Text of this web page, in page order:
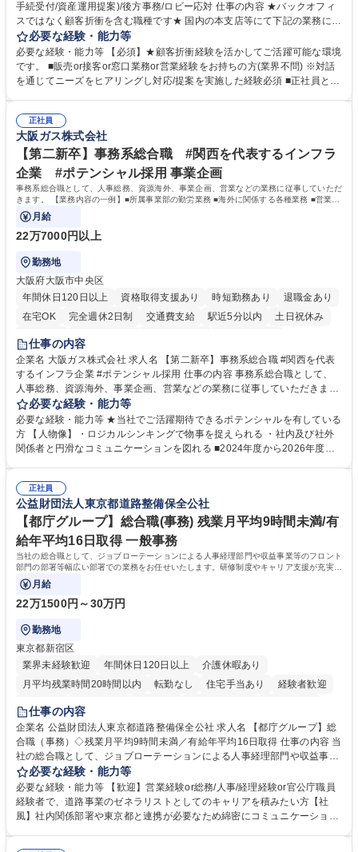
手続受付/資産運用提案)/後方事務/ロビー応対 仕事の内容 ★バックオフィ
スではなく顧客折衝を含む職種です★ 国内の本支店等にて下記の業務に従
事していただきます。 ■窓口/後方/ロビーにて事務手続等の受付・オペレ
ーション、お客様対応 ■窓口にて、ご来店された個人のお客様に対して金
融商品のご提案 ■効率的な事務運用の検討・構築等 ≪業務紹介：ご応募前
に必ずご覧ください≫ ※記事 https://www.mysite.bk.mufg.jp/career/circle/
必要な経験・能力等
必要な経験・能力等 【必須】★顧客折衝経験を活かしてご活躍可能な環境
です。 ■販売or接客or窓口業務or営業経験をお持ちの方(業界不問) ※対話
を通じてニーズをヒアリングし対応/提案を実施した経験必須 ■正社員とし
るので安心して入行いただけます。 幅広いキャリアの選択肢があり、公募
や社内副業等を活用し、 一人ひとりが挑戦できるカルチャーが浸透してい
ます。 学歴・資格 学歴：大学院 大学 高専 短大 専修学校 高校 語学力：
資格：
正社員
大阪ガス株式会社
【第二新卒】事務系総合職 #関西を代表するインフラ
企業 #ポテンシャル採用 事業企画
事務系総合職として、人事総務、資源海外、事業企画、営業などの業務に従事していただ
きます。 【業務内容の一例】■所属事業部の勤労業務 ■海外に関係する各種業務 ■営業部
門の企画スタッフ、ルート営業
月給
22万7000円以上
勤務地
大阪府大阪市中央区
年間休日120日以上
資格取得支援あり 時短勤務あり
退職金あり
在宅OK
完全週休2日制 交通費支給 駅近5分以内
土日祝休み
服装自由
第二新卒歓迎
仕事の内容
企業名 大阪ガス株式会社 求人名 【第二新卒】事務系総合職 #関西を代表
するインフラ企業 #ポテンシャル採用 仕事の内容 事務系総合職として、
人事総務、資源海外、事業企画、営業などの業務に従事していただきま
す。 【業務内容の一例】■所属事業部の勤労業務 ■海外に関係する各種業
務 ■営業部門の企画スタッフ、ルート営業 【キャリアパス】入社後の配属
ポジションで一定期間ご活躍頂いた後、本人の適性及び将来のキャリアを
鑑みてジョブローテーションを行います。 【育成】OJTでの現場育成や研
表するインフラ企業 #ポテンシャル採用
必要な経験・能力等
必要な経験・能力等 ★当社でご活躍期待できるポテンシャルを有している
方 【人物像】・ロジカルシンキングで物事を捉えられる ・社内及び社外
関係者と円滑なコミュニケーションを図れる ■2024年度から2026年度ま
72.html ■エネルギーセキュリティの不安定化や気候変動による自然災害の
甚大化など、これまで以上に社会課題解決の重要性が高まっています。
「未来の日常」の創造に向けて持続可能な社会の実現に貢献してまいりま
す。 学歴・資格 学歴：大学院 大学 語学力： 資格：
正社員
公益財団法人東京都道路整備保全公社
【都庁グループ】総合職(事務) 残業月平均9時間未満/有
給年平均16日取得 一般事務
当社の総合職として、ジョブローテーションによる人事経理部門や収益事業等のフロント
部門の部署等幅広い部署での業務をお任せいたします。研修制度やキャリア支援が充実し
ております！ ※下記業務詳細
月給
22万1500円～30万円
勤務地
東京都新宿区
業界未経験歓迎
年間休日120日以上
介護休暇あり
月平均残業時間20時間以内
転勤なし 住宅手当あり
経験者歓迎
研修あり
退職金あり
駅近5分以内
資格取得手当あり 食事補助あり
仕事の内容
企業名 公益財団法人東京都道路整備保全公社 求人名 【都庁グループ】総
合職（事務）◇残業月平均9時間未満／有給年平均16日取得 仕事の内容 当
社の総合職として、ジョブローテーションによる人事経理部門や収益事業
等のフロント部門の部署等幅広い部署での業務をお任せいたします。研修
制度やキャリア支援が充実しております！ ※下記業務詳細 【業務詳細】■
管理部門：広報、人事、経理など当公社の運営に係る管理業務 ■収益部
門：駐車場の新規開拓、管理運営、新宿駅西口広場の「イベントコーナ
必要な経験・能力等
必要な経験・能力等 【歓迎】営業経験or総務/人事/経理経験or官公庁職員
経験者で、道路事業のゼネラリストとしてのキャリアを積みたい方【社
風】社内関係部署や東京都と連携が必要なため綿密にコミュニケーション